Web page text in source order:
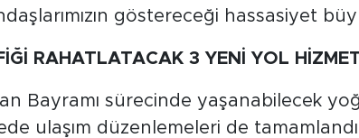
göstereceği hassasiyet
RAHATLATACAK 3 YENİ YOL
Bayramı sürecinde yaşanabilecek
ulaşım düzenlemeleri de